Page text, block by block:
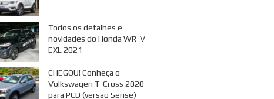
Todos os detalhes e
novidades do Honda WR-V
EXL 2021
CHEGOU! Conheça o
Volkswagen T-Cross 2020
para PCD (versão Sense)